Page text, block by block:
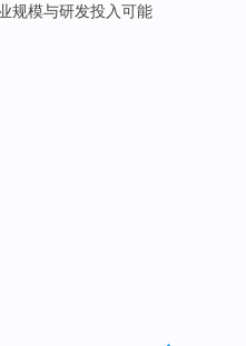
规模与研发投入可能